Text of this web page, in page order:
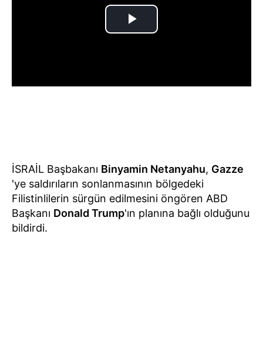
İSRAİL Başbakanı Binyamin Netanyahu, Gazze
'ye saldırıların sonlanmasının bölgedeki
Filistinlilerin sürgün edilmesini öngören ABD
Başkanı Donald Trump'ın planına bağlı olduğunu
bildirdi.